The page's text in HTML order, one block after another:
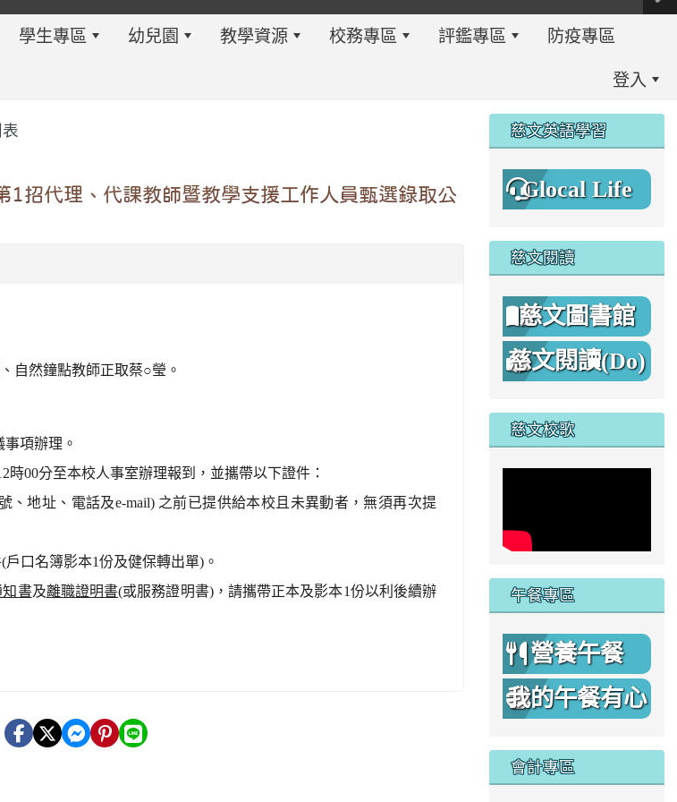
學生專區 幼兒園 教學資源 校務專區 評鑑專區
防疫專區
登入
招代理、代課教師暨教學支援工作人員甄選錄取公
自然鐘點教師正取蔡○瑩。
項辦理。
時00分至本校人事室辦理報到，並攜帶以下證件：
、地址、電話及e-mail) 之前已提供給本校且未異動者，無須再次提
口名簿影本1份及健保轉出單)。
知書及離職證明書(或服務證明書)，請攜帶正本及影本1份以利後續辦
tadnews/index.php?ncsn=6
\
慈文英語學習
Glocal Life
慈文閱讀
慈文圖書館
慈文閱讀(Do)
慈文校歌
午餐專區
營養午餐
我的午餐有心
會計專區